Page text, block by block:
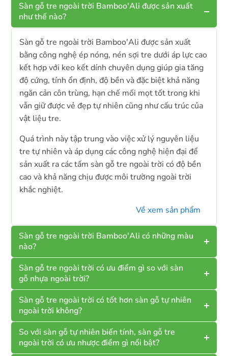
Sàn gỗ tre ngoài trời Bamboo'Ali được sản xuất
như thế nào?
Sàn gỗ tre ngoài trời Bamboo'Ali được sản xuất
bằng công nghệ ép nóng, nén sợi tre dưới áp lực cao
kết hợp với keo kết dính chuyên dụng giúp gia tăng
độ cứng, tính ổn định, độ bền và đặc biệt khả năng
ngăn cản côn trùng, hạn chế mối mọt tốt trong khi
vẫn giữ được vẻ đẹp tự nhiên cũng như cấu trúc của
vật liệu tre.
Quá trình này tập trung vào việc xử lý nguyên liệu
tre tự nhiên và áp dụng các công nghệ hiện đại để
sản xuất ra các tấm sàn gỗ tre ngoài trời có độ bền
cao và khả năng chịu được môi trường ngoài trời
khắc nghiệt.
Về xem sản phẩm
Sàn gỗ tre ngoài trời Bamboo'Ali có những màu
nào?
Sàn gỗ tre ngoài trời có ưu điểm gì so với sàn
gỗ nhựa ngoài trời?
Sàn gỗ tre ngoài trời có tốt hơn sàn gỗ tự nhiên
ngoài trời không?
So với sàn gỗ tự nhiên biến tính, sàn gỗ tre
ngoài trời có ưu nhược điểm gì nổi bật?